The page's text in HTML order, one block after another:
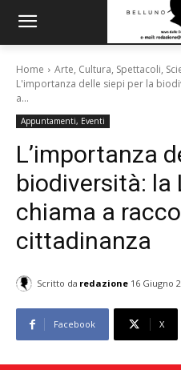
Home Arte, Cultura, Spettacoli,
L'importanza delle siepi per la
a...
Appuntamenti, Eventi
L’importanza
biodiversità: la
chiama a
cittadinanza
Scritto da redazione 16 Giugno
Facebook X